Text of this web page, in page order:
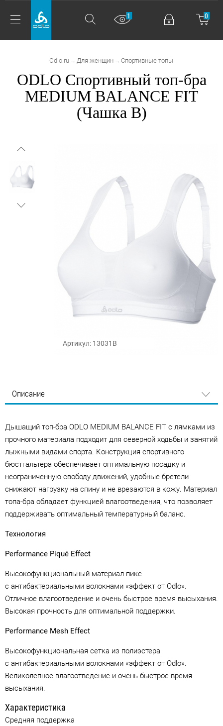
0
1
Odlo.ru → Для женщин → Спортивные топы
ODLO Спортивный топ-бра
MEDIUM BALANCE FIT
(Чашка B)
Артикул: 13031B
Описание
Дышащий топ-бра ODLO MEDIUM BALANCE FIT с лямками из
прочного материала подходит для северной ходьбы и занятий
лыжными видами спорта. Конструкция спортивного
бюстгальтера обеспечивает оптимальную посадку и
неограниченную свободу движений, удобные бретели
снижают нагрузку на спину и не врезаются в кожу. Материал
топа-бра обладает функцией влагоотведения, что позволяет
поддерживать оптимальный температурный баланс.
Технология
Performance Piqué Effect
Высокофункциональный материал пике
с антибактериальными волокнами «эффект от Odlo».
Отличное влагоотведение и очень быстрое время высыхания.
Высокая прочность для оптимальной поддержки.
Performance Mesh Effect
Высокофункциональная сетка из полиэстера
с антибактериальными волокнами «эффект от Odlo».
Великолепное влагоотведение и очень быстрое время
высыхания.
Характеристика
Средняя поддержка